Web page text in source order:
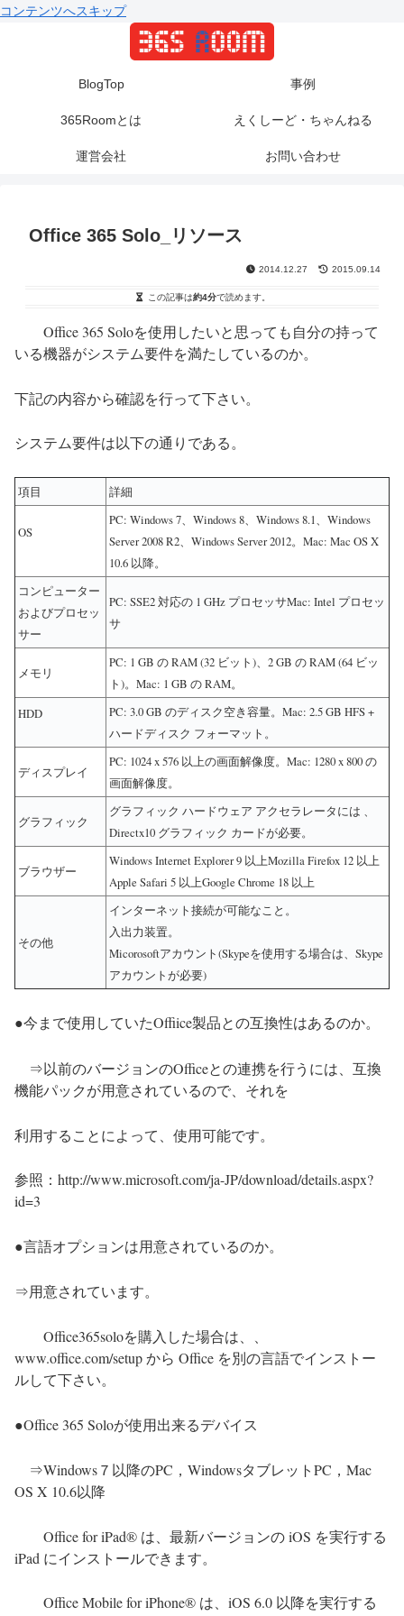
コンテンツへスキップ
BlogTop 事例
365Roomとは えくしーど・ちゃんねる
運営会社 お問い合わせ
Office 365 Solo_リソース
2014.12.27 2015.09.14
この記事は約4分で読めます。
Office 365 Soloを使用したいと思っても自分の持って
いる機器がシステム要件を満たしているのか。
下記の内容から確認を行って下さい。
システム要件は以下の通りである。
項目 詳細
OS
PC: Windows 7、Windows 8、Windows 8.1、Windows
Server 2008 R2、Windows Server 2012。Mac: Mac OS X
10.6 以降。
コンピューター
およびプロセッ
サー
PC: SSE2 対応の 1 GHz プロセッサMac: Intel プロセッ
サ
メモリ
PC: 1 GB の RAM (32 ビット)、2 GB の RAM (64 ビッ
ト)。Mac: 1 GB の RAM。
HDD
PC: 3.0 GB のディスク空き容量。Mac: 2.5 GB HFS +
ハードディスク フォーマット。
ディスプレイ
PC: 1024 x 576 以上の画面解像度。Mac: 1280 x 800 の
画面解像度。
グラフィック
グラフィック ハードウェア アクセラレータには 、
Directx10 グラフィック カードが必要。
ブラウザー
Windows Internet Explorer 9 以上Mozilla Firefox 12 以上
Apple Safari 5 以上Google Chrome 18 以上
その他
インターネット接続が可能なこと。
入出力装置。
Micorosoftアカウント(Skypeを使用する場合は、 Skype
アカウントが必要)
●今まで使用していたOffiice製品との互換性はあるのか。
⇒以前のバージョンのOfficeとの連携を行うには、互換
機能パックが用意されているので、それを
利用することによって、使用可能です。
参照：http://www.microsoft.com/ja-JP/download/details.aspx?
id=3
●言語オプションは用意されているのか。
⇒用意されています。
Office365soloを購入した場合は、、
www.office.com/setup から Office を別の言語でインストー
ルして下さい。
●Office 365 Soloが使用出来るデバイス
⇒Windows７以降のPC ， WindowsタブレットPC ， Mac
OS X 10.6以降
Office for iPad® は、最新バージョンの iOS を実行する
iPad にインストールできます。
Office Mobile for iPhone® は、iOS 6.0 以降を実行する